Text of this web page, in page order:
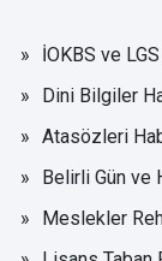
İOKBS ve
Dini Bilgiler
Atasözleri
Belirli Gün ve
Meslekler